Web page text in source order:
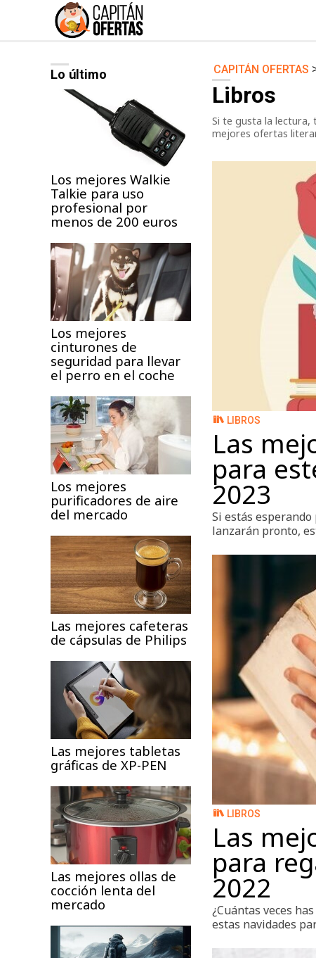
Audio y Música
Jardín
Moda ella
Ordenadores
Lo último
Los mejores Walkie
Talkie para uso
profesional por
menos de 200 euros
Los mejores
cinturones de
seguridad para llevar
el perro en el coche
Los mejores
purificadores de aire
del mercado
Las mejores cafeteras
de cápsulas de Philips
Las mejores tabletas
gráficas de XP-PEN
Las mejores ollas de
cocción lenta del
mercado
CAPITÁN OFERTAS
Libros
Si te gusta la lectura,
mejores ofertas
LIBROS
Las
para
2023
Si estás
lanzarán pronto,
LIBROS
Las
para
2022
¿Cuántas veces
estas navidades